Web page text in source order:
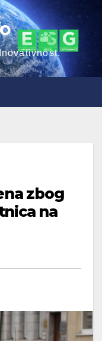
zbog
na